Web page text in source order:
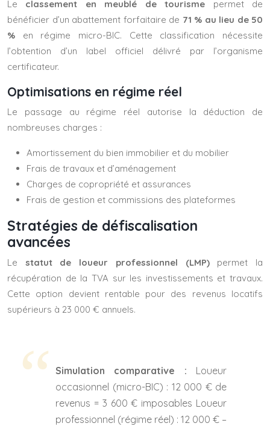
Le classement en meublé de tourisme permet de
bénéficier d’un abattement forfaitaire de 71 % au lieu de 50
% en régime micro-BIC. Cette classification nécessite
l’obtention d’un label officiel délivré par l’organisme
certificateur.
Optimisations en régime réel
Le passage au régime réel autorise la déduction de
nombreuses charges :
Amortissement du bien immobilier et du mobilier
Frais de travaux et d’aménagement
Charges de copropriété et assurances
Frais de gestion et commissions des plateformes
Stratégies de défiscalisation
avancées
Le statut de loueur professionnel (LMP)permet la
récupération de la TVA sur les investissements et travaux.
Cette option devient rentable pour des revenus locatifs
supérieurs à 23 000 € annuels.
Simulation comparative : Loueur
occasionnel (micro-BIC) : 12 000 € de
revenus = 3 600 € imposables Loueur
professionnel (régime réel) : 12 000 € –